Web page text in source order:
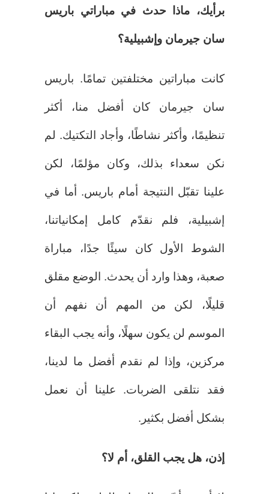
برأيك، ماذا حدث في مباراتي باريس
سان جيرمان وإشبيلية؟
كانت مباراتين مختلفتين تمامًا. باريس
سان جيرمان كان أفضل منا، أكثر
تنظيمًا، وأكثر نشاطًا، وأجاد التكتيك. لم
نكن سعداء بذلك، وكان مؤلمًا، لكن
علينا تقبّل النتيجة أمام باريس. أما في
إشبيلية، فلم نقدّم كامل إمكانياتنا،
الشوط الأول كان سيئًا جدًا، مباراة
صعبة، وهذا وارد أن يحدث. الوضع مقلق
قليلًا، لكن من المهم أن نفهم أن
الموسم لن يكون سهلًا، وأنه يجب البقاء
مركزين، وإذا لم نقدم أفضل ما لدينا،
فقد نتلقى الضربات. علينا أن نعمل
بشكل أفضل بكثير.
إذن، هل يجب القلق، أم لا؟